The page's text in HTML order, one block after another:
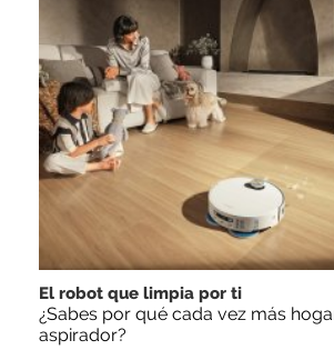
El robot que limpia por ti
¿Sabes por qué cada vez más
aspirador?